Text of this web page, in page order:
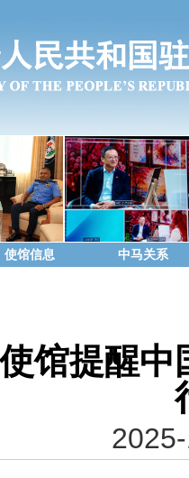
使馆信息 中马关系
馆提醒